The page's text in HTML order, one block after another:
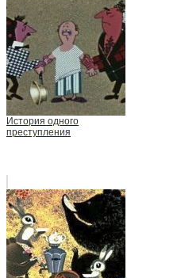
История одного
преступления